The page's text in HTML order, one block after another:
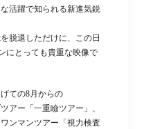
活躍で知られる新進気鋭
脱退しただけに、この日
にとっても貴重な映像で
ての8月からの
アー「一重瞼ツアー」、
ンマンツアー「視力検査